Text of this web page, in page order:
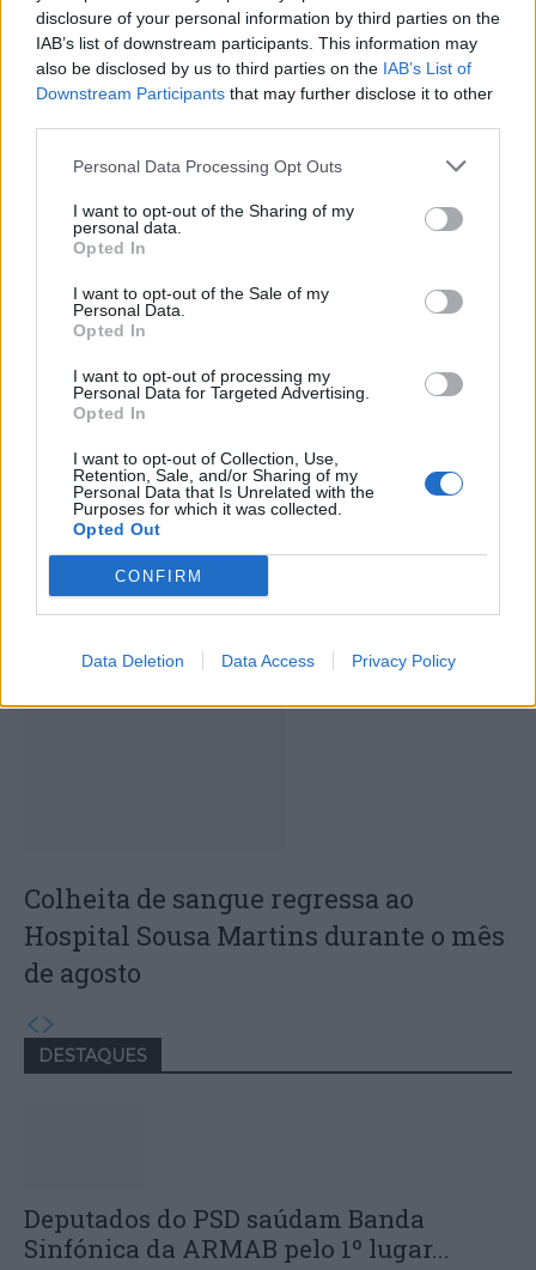
disclosure of your personal information by third parties on the
IAB’s list of downstream participants. This information may
also be disclosed by us to third parties on the IAB’s List of
Downstream Participants that may further disclose it to other
Personal Data Processing Opt Outs
I want to opt-out of the Sharing of my
personal data.
Opted In
I want to opt-out of the Sale of my
Personal Data.
Opted In
I want to opt-out of processing my
Personal Data for Targeted Advertising.
Opted In
I want to opt-out of Collection, Use,
Retention, Sale, and/or Sharing of my
Personal Data that Is Unrelated with the
Purposes for which it was collected.
Opted Out
CONFIRM
Data Deletion Data Access Privacy Policy
Deputados do PSD saúdam Banda
Sinfónica da ARMAB pelo 1º lugar no
certame internacional de Valência
Capacita Jovem de Poiares aproxima
Colheita de sangue regressa ao
Hospital Sousa Martins durante o mês
de agosto
DESTAQUES
Deputados do PSD saúdam Banda
Sinfónica da ARMAB pelo 1º lugar...